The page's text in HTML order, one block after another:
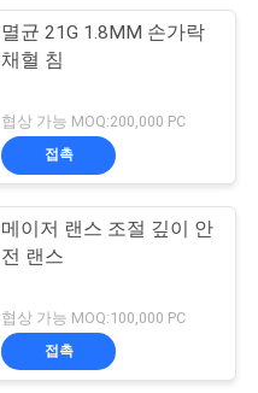
멸균 21G 1.8MM 손가락
채혈 침
협상 가능 MOQ:200,000 PC
접촉
메이저 랜스 조절 깊이 안
전 랜스
협상 가능 MOQ:100,000 PC
접촉